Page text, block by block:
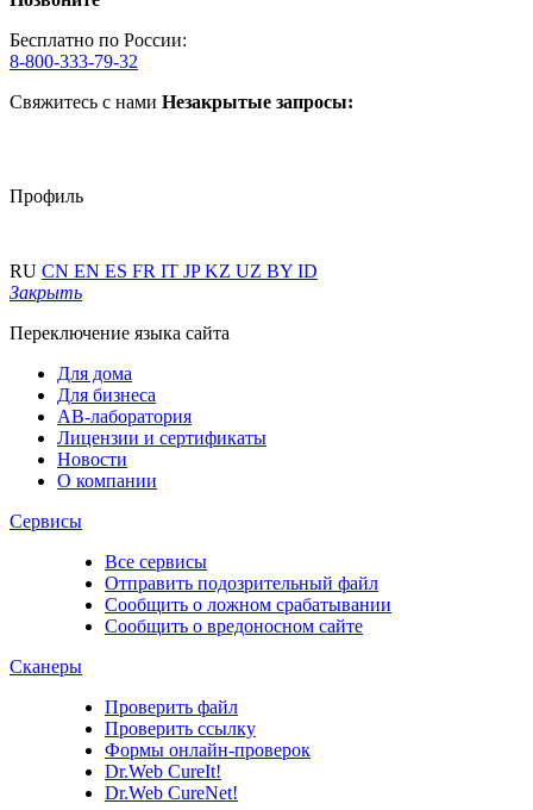
Бесплатно по России:
8-800-333-79-32
Свяжитесь с нами Незакрытые запросы:
Профиль
RU CN EN ES FR IT JPKZ UZ BY ID
Закрыть
Переключение языка сайта
Для дома
Для бизнеса
АВ-лаборатория
Лицензии и сертификаты
Новости
О компании
Сервисы
Все сервисы
Отправить подозрительный файл
Сообщить о ложном срабатывании
Сообщить о вредоносном сайте
Сканеры
Проверить файл
Проверить ссылку
Формы онлайн-проверок
Dr.Web CureIt!
Dr.Web CureNet!